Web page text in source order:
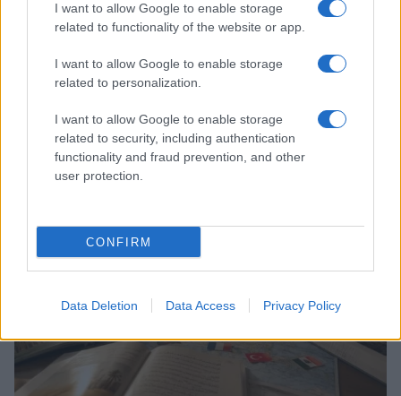
I want to allow Google to enable storage
related to functionality of the website or app.
I want to allow Google to enable storage
related to personalization.
I want to allow Google to enable storage
related to security, including authentication
functionality and fraud prevention, and other
user protection.
CONFIRM
Data Deletion Data Access Privacy Policy
Nuova legge provinciale pone il benessere scolastico
al centro del sistema educativo
Roberto Capelli · 5 Ago 2026
EDUCAZIONE E CRESCITA